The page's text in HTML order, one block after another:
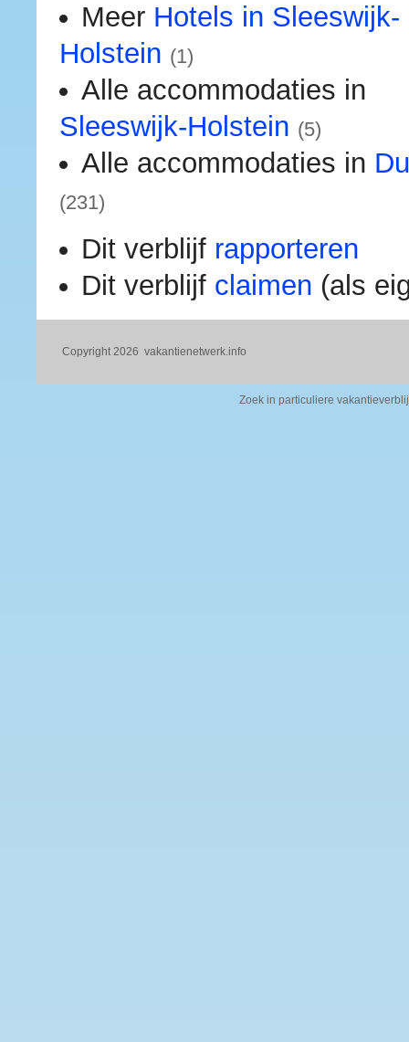
Meer Hotels in Sleeswijk-
Holstein (1)
Alle accommodaties in
Sleeswijk-Holstein (5)
Alle accommodaties in
(231)
Dit verblijf rapporteren
Dit verblijf claimen (als
Copyright 2026 vakantienetwerk.info
Zoek in particuliere